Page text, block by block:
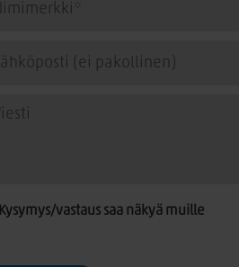
Kysymys/vastaus saa näkyä muille